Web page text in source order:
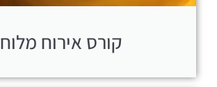
קורס אירוח מלוח